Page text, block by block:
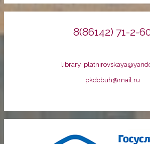
8(86142) 71-2-
library-
pkdcbuh@mail.ru